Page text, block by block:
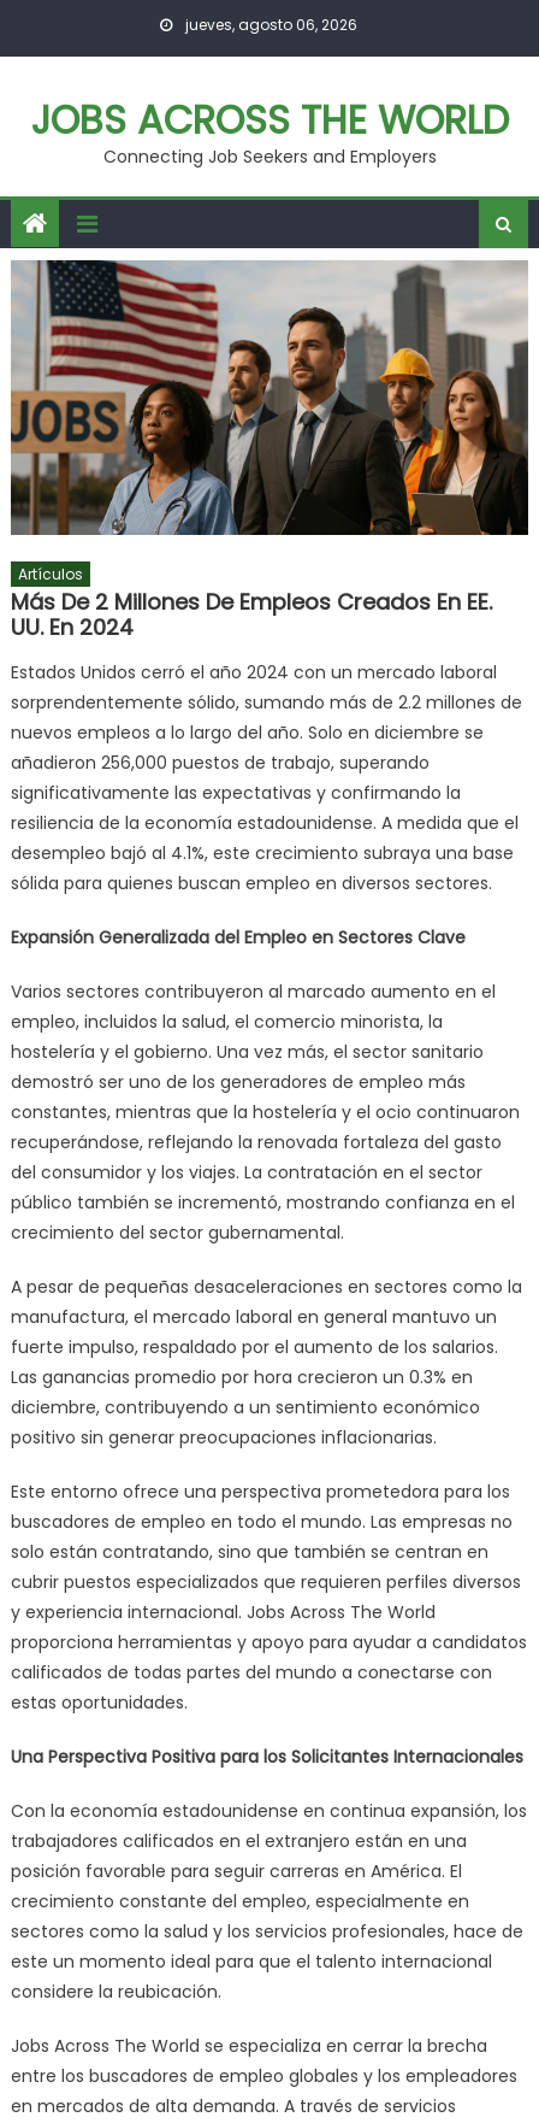
jueves, agosto 06, 2026
JOBS ACROSS THE WORLD
Connecting Job Seekers and Employers
Artículos
Más De 2 Millones De Empleos Creados En EE.
UU. En 2024
Estados Unidos cerró el año 2024 con un mercado laboral
sorprendentemente sólido, sumando más de 2.2 millones de
nuevos empleos a lo largo del año. Solo en diciembre se
añadieron 256,000 puestos de trabajo, superando
significativamente las expectativas y confirmando la
resiliencia de la economía estadounidense. A medida que el
desempleo bajó al 4.1%, este crecimiento subraya una base
sólida para quienes buscan empleo en diversos sectores.
Expansión Generalizada del Empleo en Sectores Clave
Varios sectores contribuyeron al marcado aumento en el
empleo, incluidos la salud, el comercio minorista, la
hostelería y el gobierno. Una vez más, el sector sanitario
demostró ser uno de los generadores de empleo más
constantes, mientras que la hostelería y el ocio continuaron
recuperándose, reflejando la renovada fortaleza del gasto
del consumidor y los viajes. La contratación en el sector
público también se incrementó, mostrando confianza en el
crecimiento del sector gubernamental.
A pesar de pequeñas desaceleraciones en sectores como la
manufactura, el mercado laboral en general mantuvo un
fuerte impulso, respaldado por el aumento de los salarios.
Las ganancias promedio por hora crecieron un 0.3% en
diciembre, contribuyendo a un sentimiento económico
positivo sin generar preocupaciones inflacionarias.
Este entorno ofrece una perspectiva prometedora para los
buscadores de empleo en todo el mundo. Las empresas no
solo están contratando, sino que también se centran en
cubrir puestos especializados que requieren perfiles diversos
y experiencia internacional. Jobs Across The World
proporciona herramientas y apoyo para ayudar a candidatos
calificados de todas partes del mundo a conectarse con
estas oportunidades.
Una Perspectiva Positiva para los Solicitantes Internacionales
Con la economía estadounidense en continua expansión, los
trabajadores calificados en el extranjero están en una
posición favorable para seguir carreras en América. El
crecimiento constante del empleo, especialmente en
sectores como la salud y los servicios profesionales, hace de
este un momento ideal para que el talento internacional
considere la reubicación.
Jobs Across The World se especializa en cerrar la brecha
entre los buscadores de empleo globales y los empleadores
en mercados de alta demanda. A través de servicios